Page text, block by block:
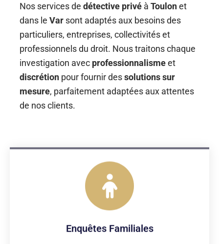
Nos services de détective privé à Toulonet
dans le Var sont adaptés aux besoins des
particuliers, entreprises, collectivités et
professionnels du droit. Nous traitons chaque
investigation avec professionnalismeet
discrétion pour fournir dessolutions sur
mesure, parfaitement adaptées aux attentes
de nos clients.
Enquêtes Familiales